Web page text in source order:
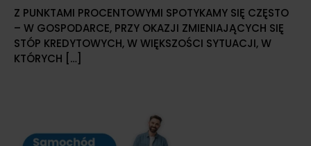
Z PUNKTAMI PROCENTOWYMI SPOTYKAMY SIĘ CZĘSTO
– W GOSPODARCE, PRZY OKAZJI ZMIENIAJĄCYCH SIĘ
STÓP KREDYTOWYCH, W WIĘKSZOŚCI SYTUACJI, W
KTÓRYCH […]